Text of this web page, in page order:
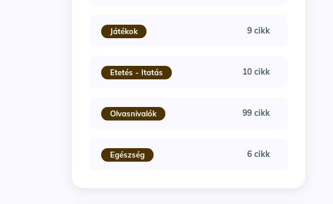
Játékok 9 cikk
Etetés - Itatás 10 cikk
Olvasnivalók 99 cikk
Egészség 6 cikk